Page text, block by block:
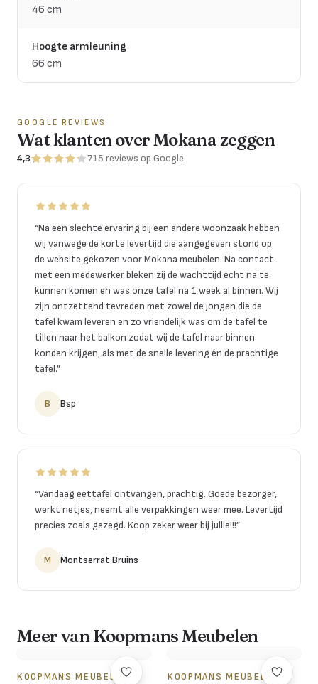
46 cm
Hoogte armleuning
66 cm
GOOGLE REVIEWS
Wat klanten over Mokana zeggen
4,3 715 reviews op Google
“Na een slechte ervaring bij een andere woonzaak hebben
wij vanwege de korte levertijd die aangegeven stond op
de website gekozen voor Mokana meubelen. Na contact
met een medewerker bleken zij de wachttijd echt na te
kunnen komen en was onze tafel na 1 week al binnen. Wij
zijn ontzettend tevreden met zowel de jongen die de
tafel kwam leveren en zo vriendelijk was om de tafel te
tillen naar het balkon zodat wij de tafel naar binnen
konden krijgen, als met de snelle levering én de prachtige
tafel.”
B Bsp
“Vandaag eettafel ontvangen, prachtig. Goede bezorger,
werkt netjes, neemt alle verpakkingen weer mee. Levertijd
precies zoals gezegd. Koop zeker weer bij jullie!!!”
M Montserrat Bruins
Meer van Koopmans Meubelen
KOOPMANS MEUBELEN KOOPMANS MEUBELEN